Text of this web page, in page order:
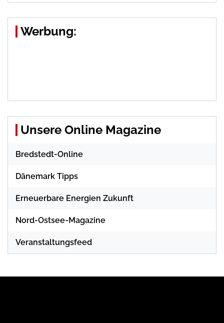
Werbung:
Unsere Online Magazine
Bredstedt-Online
Dänemark Tipps
Erneuerbare Energien Zukunft
Nord-Ostsee-Magazine
Veranstaltungsfeed